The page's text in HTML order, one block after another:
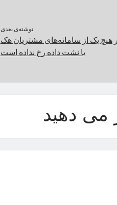
نوشته‌ی بعدی
هیچ یک از سامانه‌های مشتریان هک
یا نشت داده رخ نداده است
می دهید